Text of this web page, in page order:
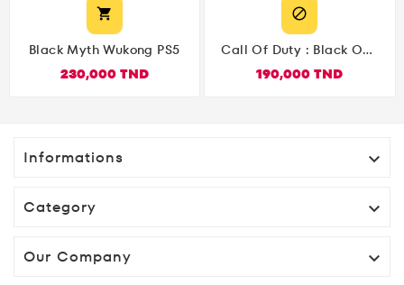

Black Myth Wukong PS5
230,000 TND

Call Of Duty : Black Ops
6 PS5
190,000 TND
Informations 
Category 
Our Company 